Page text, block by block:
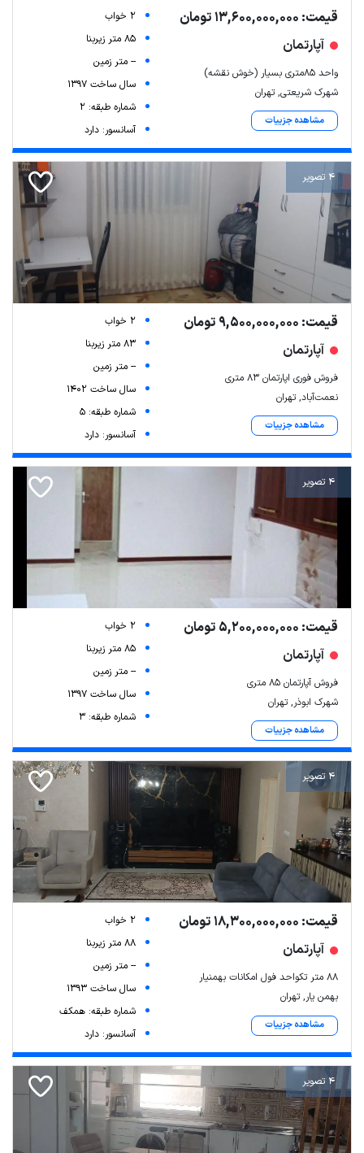
قیمت: 13,600,000,000 تومان
آپارتمان
واحد ۸۵متری بسیار (خوش نقشه)
شهرک شریعتی, تهران
مشاهده جزییات
2 خواب
85 متر زیربنا
-- متر زمین
سال ساخت 1397
شماره طبقه: 2
آسانسور: دارد
4 تصویر
قیمت: 9,500,000,000 تومان
آپارتمان
فروش فوری اپارتمان ۸۳ متری
نعمت‌آباد, تهران
مشاهده جزییات
2 خواب
83 متر زیربنا
-- متر زمین
سال ساخت 1402
شماره طبقه: 5
آسانسور: دارد
4 تصویر
قیمت: 5,200,000,000 تومان
آپارتمان
فروش آپارتمان ۸۵ متری
شهرک ابوذر, تهران
مشاهده جزییات
2 خواب
85 متر زیربنا
-- متر زمین
سال ساخت 1397
شماره طبقه: 3
4 تصویر
قیمت: 18,300,000,000 تومان
آپارتمان
۸۸ متر تکواحد فول امکانات بهمنیار
بهمن یار, تهران
مشاهده جزییات
2 خواب
88 متر زیربنا
-- متر زمین
سال ساخت 1393
شماره طبقه: همکف
آسانسور: دارد
4 تصویر